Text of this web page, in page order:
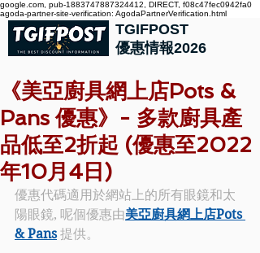
google.com, pub-1883747887324412, DIRECT, f08c47fec0942fa0
agoda-partner-site-verification: AgodaPartnerVerification.html
TGIFPOST
優惠情報2026
《美亞廚具網上店Pots &
Pans 優惠》- 多款廚具產
品低至2折起 (優惠至2022
年10月4日)
優惠代碼適用於網站上的所有眼鏡和太
陽眼鏡, 呢個優惠由美亞廚具網上店Pots
& Pans 提供。